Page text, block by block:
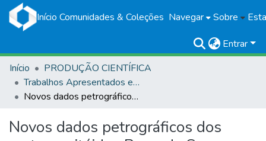
Início Comunidades & Coleções Navegar Sobre
Entrar
Início
PRODUÇÃO CIENTÍFICA
Trabalhos Apresentados em Eventos
Novos dados petrográficos dos metagranitóides Barra da Serra e Serra da Bandarra, Terreno Alto Moxotó, Província Borborema, nordeste brasileiro
Novos dados petrográficos dos